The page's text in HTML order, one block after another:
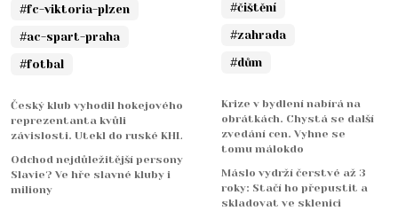
#fc-viktoria-plzen
#ac-spart-praha
#fotbal
Český klub vyhodil hokejového
reprezentanta kvůli
závislosti. Utekl do ruské KHL
Odchod nejdůležitější persony
Slavie? Ve hře slavné kluby i
miliony
#čištění
#zahrada
#dům
Krize v bydlení nabírá na
obrátkách. Chystá se další
zvedání cen. Vyhne se
tomu málokdo
Máslo vydrží čerstvé až 3
roky: Stačí ho přepustit a
skladovat ve sklenici